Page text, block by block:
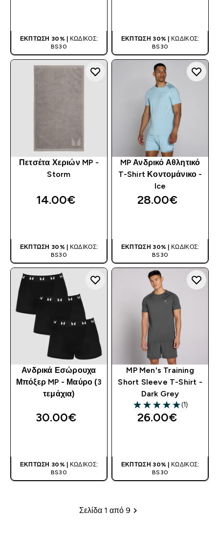
ΈΚΠΤΩΣΗ 30% |
ΚΩΔΙΚΌΣ:
BS30
ΈΚΠΤΩΣΗ 30% |
ΚΩΔΙΚΌΣ:
BS30
Πετσέτα Χεριών MP -
Storm
14.00€‎
ΈΚΠΤΩΣΗ 30% | ΚΩΔΙΚΌΣ:
BS30
MP Ανδρικό Αθλητικό
T-Shirt Κοντομάνικο -
Ice
28.00€‎
ΈΚΠΤΩΣΗ 30% | ΚΩΔΙΚΌΣ:
BS30
Ανδρικά Εσώρουχα
Μπόξερ MP - Μαύρο (3
τεμάχια)
30.00€‎
ΈΚΠΤΩΣΗ 30% | ΚΩΔΙΚΌΣ:
BS30
MP Men's Training
Short Sleeve T-Shirt -
Dark Grey
5 out of 5 stars
(1)
26.00€‎
ΈΚΠΤΩΣΗ 30% | ΚΩΔΙΚΌΣ:
BS30
Σελιδοποίηση
Σελίδα 1 από 9